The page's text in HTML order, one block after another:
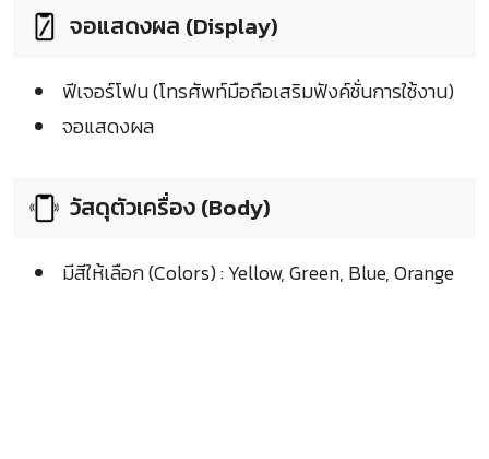
จอแสดงผล (Display)
ฟีเจอร์โฟน (โทรศัพท์มือถือเสริมฟังค์ชั่นการใช้งาน)
จอแสดงผล
วัสดุตัวเครื่อง (Body)
มีสีให้เลือก (Colors) : Yellow, Green, Blue, Orange